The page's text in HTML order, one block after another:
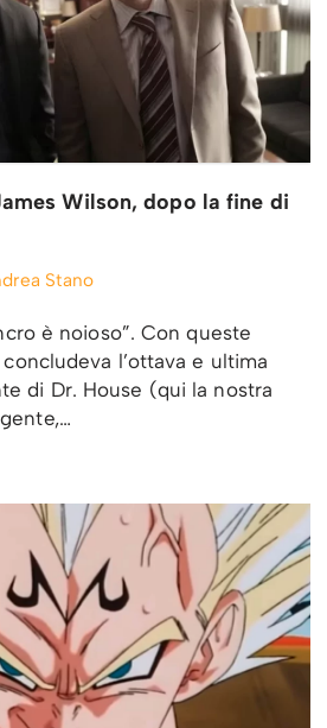
Wilson, dopo la fine di
Stano
è noioso”. Con queste
l’ottava e ultima
di Dr. House (qui la nostra